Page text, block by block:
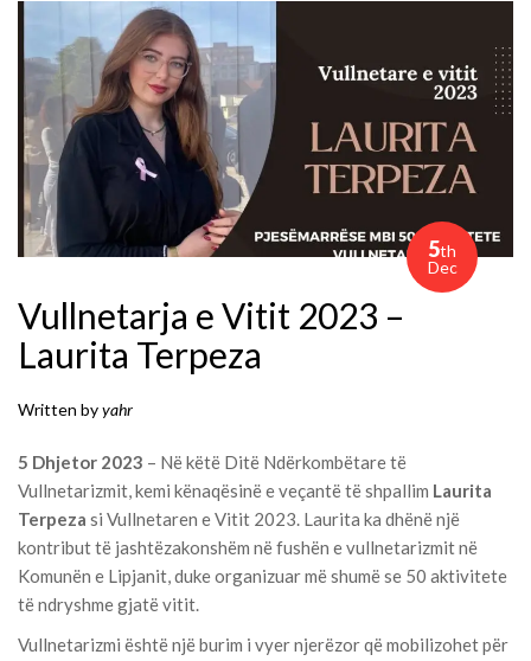
5th
Dec
Vullnetarja e Vitit 2023 –
Laurita Terpeza
Written byyahr
5 Dhjetor 2023 – Në këtë Ditë Ndërkombëtare të
Vullnetarizmit, kemi kënaqësinë e veçantë të shpallim Laurita
Terpeza si Vullnetaren e Vitit 2023. Laurita ka dhënë një
kontribut të jashtëzakonshëm në fushën e vullnetarizmit në
Komunën e Lipjanit, duke organizuar më shumë se 50 aktivitete
të ndryshme gjatë vitit.
Vullnetarizmi është një burim i vyer njerëzor që mobilizohet për